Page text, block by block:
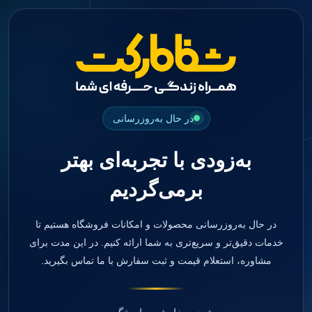
در حال به‌روزرسانی
به‌زودی با تجربه‌ای بهتر
برمی‌گردیم
در حال به‌روزرسانی محصولات و امکانات فروشگاه هستیم تا
خدمات دقیق‌تر و سریع‌تری به شما ارائه کنیم. در این مدت برای
مشاوره، استعلام قیمت و ثبت سفارش با ما تماس بگیرید.
جستجو
Impression Coping
صفحه اصلی
دندانپزشکی
مواد ترمیمی
کامپوزیت
کامپوزیت فلو
اسید اچ
باندینگ
بلیچینگ